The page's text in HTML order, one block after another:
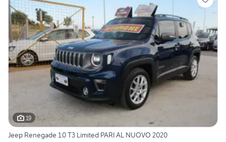
19
Jeep Renegade 1.0 T3 Limited PARI AL NUOVO 2020